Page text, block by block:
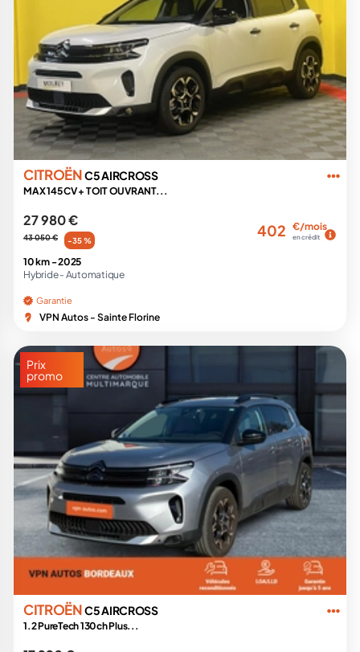
CITROËNC5 AIRCROSS
MAX 145 CV + TOIT OUVRANT...
27 980 €
43 050 € -35 %
402 €/mois
en crédit
10 km -2025
Hybride - Automatique
Garantie
VPN Autos - Sainte Florine
Prix
promo
CITROËNC5 AIRCROSS
1.2 PureTech 130ch Plus...